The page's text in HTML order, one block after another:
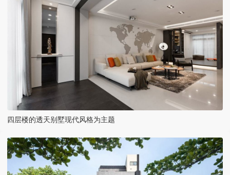
四层楼的透天别墅现代风格为主题